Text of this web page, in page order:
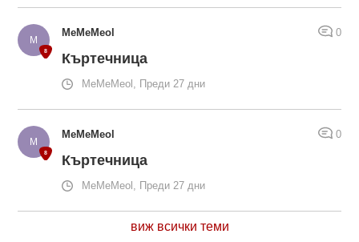
MeMeMeol 0
Къртечница
MeMeMeol, Преди 27 дни
MeMeMeol 0
Къртечница
MeMeMeol, Преди 27 дни
виж всички теми